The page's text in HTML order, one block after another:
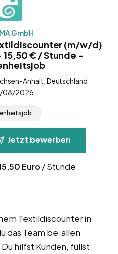
GmbH
(m/w/d)
€ / Stunde –
Anhalt, Deutschland
08/2026
Jetzt bewerben
Euro / Stunde
Textildiscounter in
das Team bei allen
hilfst Kunden, füllst